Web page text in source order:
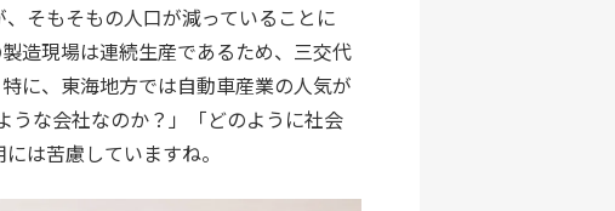
そもそもの人口が減っていることに
造現場は連続生産であるため、三交代
に、東海地方では自動車産業の人気が
な会社なのか？」「どのように社会
は苦慮していますね。